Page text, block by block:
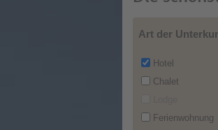
Art der
Hotel
Chalet
Ferienwohnung